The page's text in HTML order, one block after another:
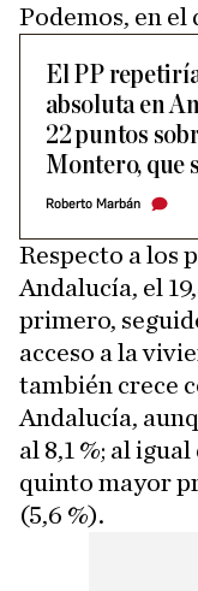
Podemos, en
El PP
absoluta en
22 puntos
Montero, que
Roberto Marbán
Respecto a los
Andalucía, el
primero,
acceso a la
también crece
Andalucía,
al 8,1 %; al igual
quinto mayor
(5,6 %).